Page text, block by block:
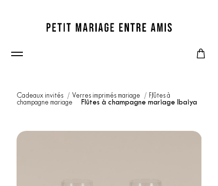
Cadeaux invités Verres imprimés mariage
Flûtes à
champagne mariage
Flûtes à champagne mariage Ibaiya